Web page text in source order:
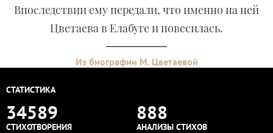
Впоследствии ему передали, что именно на ней
Цветаева в Елабуге и повесилась.
Из биографии М. Цветаевой
СТАТИСТИКА
34589
СТИХОТВОРЕНИЯ
888
АНАЛИЗЫ СТИХОВ